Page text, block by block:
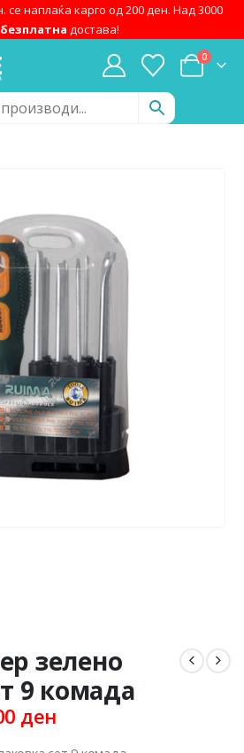
се наплаќа карго од 200 ден. Над 3000
безплатна достава!
0
зелено
9 комада
денCurrent